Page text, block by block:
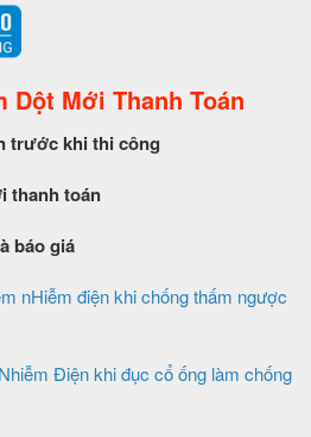
Dột Mới Thanh Toán
trước khi thi công
thanh toán
báo giá
nHiễm điện khi chống thấm ngược
Điện khi đục cổ ống làm chống